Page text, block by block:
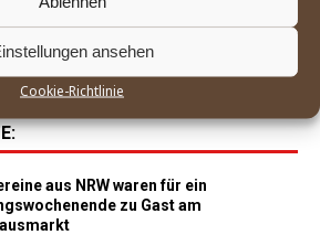
ansehen
Cookie-Richtlinie
des FCSP
aus NRW waren für ein
zu Gast am